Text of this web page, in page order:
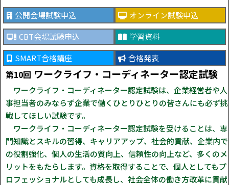
公開会場試験申込
オンライン試験申込
CBT会場試験申込
学習資料
SMART合格講座
合格発表
第10回 ワークライフ・コーディネーター認定試験
ワークライフ・コーディネーター認定試験は、企業経営者や人
事担当者のみならず企業で働くひとりひとりの皆さんにも必ず挑
戦してほしい試験です。
ワークライフ・コーディネーター認定試験を受けることは、専
門知識とスキルの習得、キャリアアップ、社会的貢献、企業内で
の役割強化、個人の生活の質向上、信頼性の向上など、多くのメ
リットをもたらします。資格を取得することで、個人としてもプ
ロフェッショナルとしても成長し、社会全体の働き方改革に貢献